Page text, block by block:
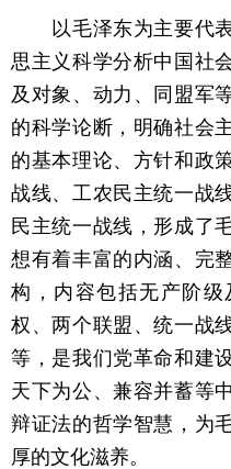
以毛泽东为主要代表
思主义科学分析中国社
及对象、动力、同盟军
的科学论断，明确社会
的基本理论、方针和政
战线、工农民主统一战
民主统一战线，形成了
想有着丰富的内涵、完
构，内容包括无产阶
权、两个联盟、统一战
等，是我们党革命和建
天下为公、兼容并蓄等
辩证法的哲学智慧，为
厚的文化滋养。